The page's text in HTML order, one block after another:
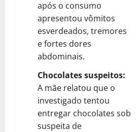
após o consumo
apresentou vômitos
esverdeados, tremores
e fortes dores
abdominais.
Chocolates suspeitos:
A mãe relatou que o
investigado tentou
entregar chocolates sob
suspeita de